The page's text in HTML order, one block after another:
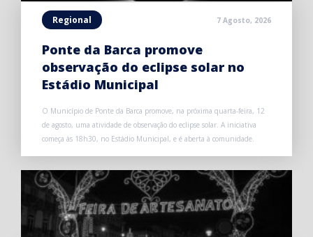
Regional 7 Agosto, 2026
Ponte da Barca promove
observação do eclipse solar no
Estádio Municipal
O Município de Ponte da Barca promove, na próxima quarta-feira, 12
de agosto, uma atividade de observação do eclipse solar. A iniciativa
começa às 18h30, no Estádio Municipal, e é aberta à comunidade.